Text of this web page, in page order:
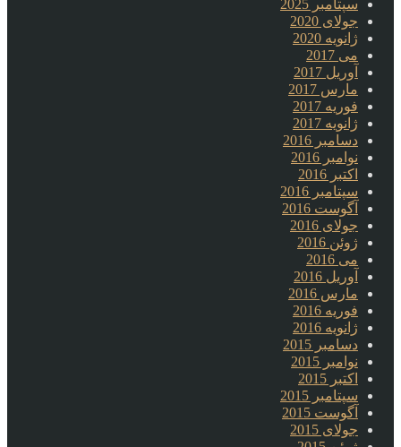
سپتامبر 2025
جولای 2020
ژانویه 2020
می 2017
آوریل 2017
مارس 2017
فوریه 2017
ژانویه 2017
دسامبر 2016
نوامبر 2016
اکتبر 2016
سپتامبر 2016
آگوست 2016
جولای 2016
ژوئن 2016
می 2016
آوریل 2016
مارس 2016
فوریه 2016
ژانویه 2016
دسامبر 2015
نوامبر 2015
اکتبر 2015
سپتامبر 2015
آگوست 2015
جولای 2015